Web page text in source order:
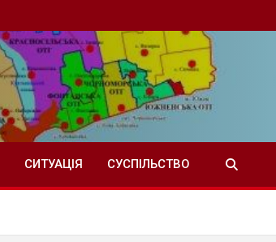
СИТУАЦІЯ СУСПІЛЬСТВО